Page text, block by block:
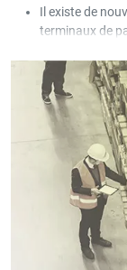
Il existe de
terminaux de